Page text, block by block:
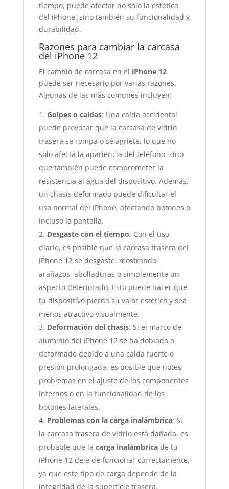
tiempo, puede afectar no solo la estética
del iPhone, sino también su funcionalidad y
durabilidad.
Razones para cambiar la carcasa
del iPhone 12
El cambio de carcasa en el iPhone 12
puede ser necesario por varias razones.
Algunas de las más comunes incluyen:
Golpes o caídas: Una caída accidental
puede provocar que la carcasa de vidrio
trasera se rompa o se agriete, lo que no
solo afecta la apariencia del teléfono, sino
que también puede comprometer la
resistencia al agua del dispositivo. Además,
un chasis deformado puede dificultar el
uso normal del iPhone, afectando botones o
incluso la pantalla.
Desgaste con el tiempo: Con el uso
diario, es posible que la carcasa trasera del
iPhone 12 se desgaste, mostrando
arañazos, abolladuras o simplemente un
aspecto deteriorado. Esto puede hacer que
tu dispositivo pierda su valor estético y sea
menos atractivo visualmente.
Deformación del chasis: Si el marco de
aluminio del iPhone 12 se ha doblado o
deformado debido a una caída fuerte o
presión prolongada, es posible que notes
problemas en el ajuste de los componentes
internos o en la funcionalidad de los
botones laterales.
Problemas con la carga inalámbrica: Si
la carcasa trasera de vidrio está dañada, es
probable que la carga inalámbricade tu
iPhone 12 deje de funcionar correctamente,
ya que este tipo de carga depende de la
integridad de la superficie trasera.